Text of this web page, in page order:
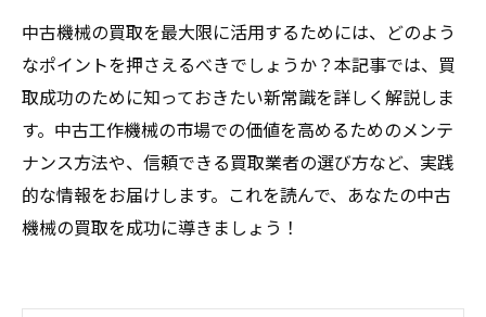
中古機械の買取を最大限に活用するためには、どのよう
なポイントを押さえるべきでしょうか？本記事では、買
取成功のために知っておきたい新常識を詳しく解説しま
す。中古工作機械の市場での価値を高めるためのメンテ
ナンス方法や、信頼できる買取業者の選び方など、実践
的な情報をお届けします。これを読んで、あなたの中古
機械の買取を成功に導きましょう！